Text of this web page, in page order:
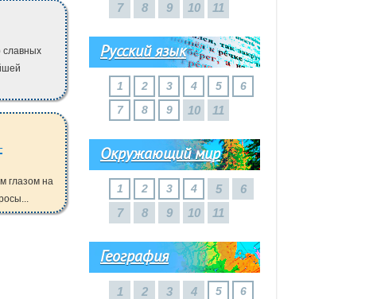
славных
глазом на
7
8 9 10 11
Русский язык
1 2 3 4 5
6
7
8 9 10 11
Окружающий мир
1 2 3 4 5
6
7
8 9 10 11
География
1 2 3 4 5
6